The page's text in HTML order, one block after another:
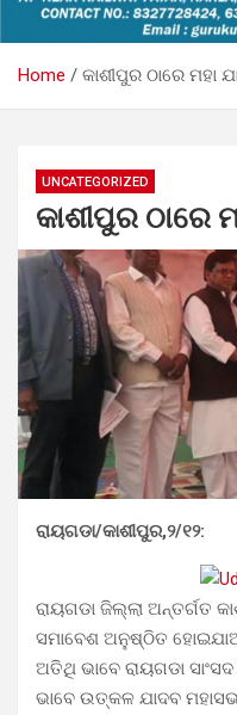
Home କାଶୀପୁର ଠାରେ ମହା
UNCATEGORIZED
କାଶୀପୁର ଠାରେ
ରାୟଗଡା/କାଶୀପୁର,୨/୧୨:
ରାୟଗଡା ଜିଲ୍ଲା ଅନ୍ତର୍ଗତ
ସମାବେଶ ଅନୁଷ୍ଠିତ
ଅତିଥି ଭାବେ ରାୟଗଡା
ଭାବେ ଉତ୍କଳ ଯାଦବ